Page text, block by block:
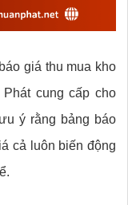
giá thu mua kho
cung cấp cho
ý rằng bảng báo
cả luôn biến động